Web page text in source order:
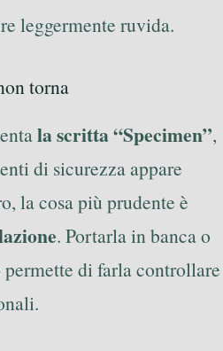
leggermente ruvida.
torna
la scritta “Specimen”,
di sicurezza appare
la cosa più prudente è
. Portarla in banca o
di farla controllare